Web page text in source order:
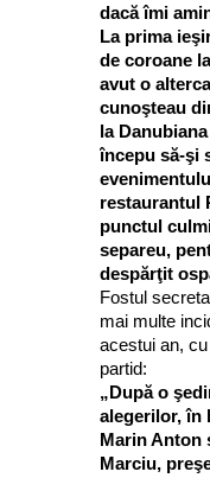
dacă îmi
La prima
de coroane
avut o
cunoşteau
la
începu să-şi
restaurantul
punctul
separeu,
despărţit
Fostul
mai multe
acestui an,
partid:
„După o
alegerilor, în
Marin Anton
Marciu,